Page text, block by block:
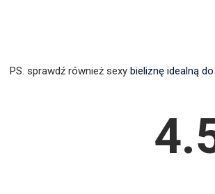
PS. sprawdź również sexy bieliznę idealną